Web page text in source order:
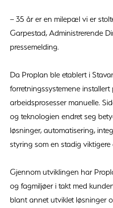
– 35 år er en milepæl vi er
Garpestad, Administrerende
pressemelding.
Da Proplan ble etablert i
forretningssystemene
arbeidsprosesser manuelle.
og teknologien endret seg
løsninger, automatisering,
styring som en stadig
Gjennom utviklingen har
og fagmiljøer i takt med
blant annet utviklet løsninger